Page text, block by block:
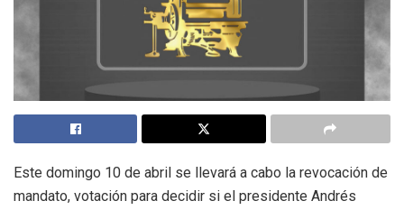
Este domingo 10 de abril se llevará a cabo la revocación de
mandato, votación para decidir si el presidente Andrés